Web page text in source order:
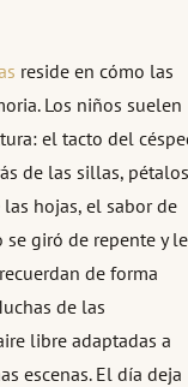
reside en cómo las
Los niños suelen
el tacto del
de las sillas, pétalos
hojas, el sabor de
giró de repente y
de forma
de las
libre adaptadas a
escenas. El día deja